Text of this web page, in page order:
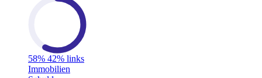
58% 42% links
Immobilien